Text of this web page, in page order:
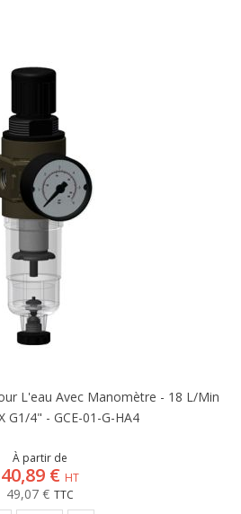
L'eau Avec Manomètre - 18 L/min
G1/4" - GCE-01-G-HA4
À partir de
49,07 €
40,89 €